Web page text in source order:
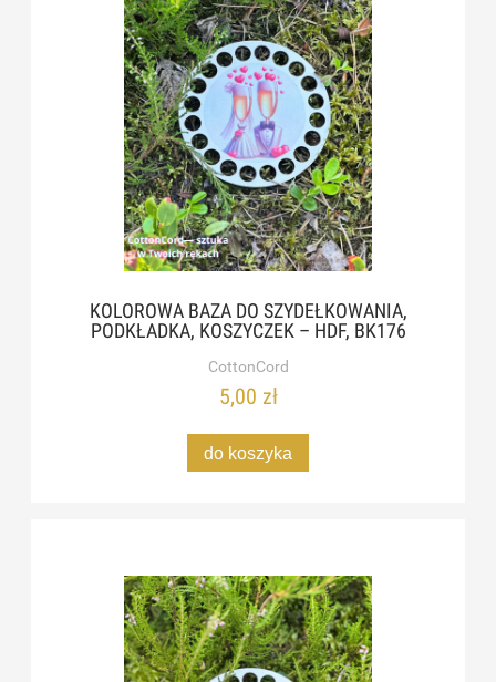
KOLOROWA BAZA DO SZYDEŁKOWANIA,
PODKŁADKA, KOSZYCZEK – HDF, BK176
CottonCord
5,00 zł
do koszyka